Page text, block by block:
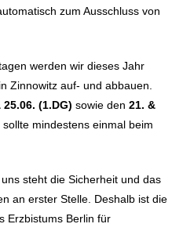
zum Ausschluss von
werden wir dieses Jahr
Zinnowitz auf- und abbauen.
25.06. (1.DG) sowie den 21. &
mindestens einmal beim
uns steht die Sicherheit und das
an erster Stelle. Deshalb ist die
Erzbistums Berlin für